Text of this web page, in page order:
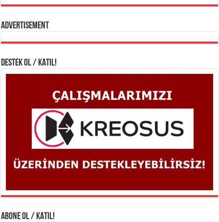
Advertisement
DESTEK OL / KATIL!
ABONE OL / KATIL!